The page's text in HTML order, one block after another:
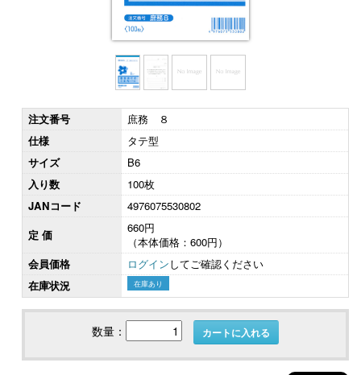
注文番号
庶務 ８
仕様
タテ型
サイズ
B6
入り数
100枚
JANコード
4976075530802
定 価
660円
（本体価格：600円）
会員価格
ログインしてご確認ください
在庫状況
在庫あり
数量： カートに入れる